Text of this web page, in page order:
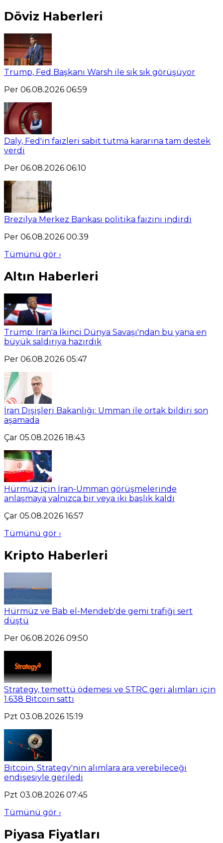
Döviz Haberleri
Trump, Fed Başkanı Warsh ile sık sık görüşüyor
Per 06.08.2026 06:59
Daly, Fed'in faizleri sabit tutma kararına tam destek
verdi
Per 06.08.2026 06:10
Brezilya Merkez Bankası politika faizini indirdi
Per 06.08.2026 00:39
Tümünü gör ›
Altın Haberleri
Trump: İran'a İkinci Dünya Savaşı'ndan bu yana en
büyük saldırıya hazırdık
Per 06.08.2026 05:47
İran Dışişleri Bakanlığı: Umman ile ortak bildiri son
aşamada
Çar 05.08.2026 18:43
Hürmüz için İran-Umman görüşmelerinde
anlaşmaya yalnızca bir veya iki başlık kaldı
Çar 05.08.2026 16:57
Tümünü gör ›
Kripto Haberleri
Hürmüz ve Bab el-Mendeb'de gemi trafiği sert
düştü
Per 06.08.2026 09:50
Strategy, temettü ödemesi ve STRC geri alımları için
1.638 Bitcoin sattı
Pzt 03.08.2026 15:19
Bitcoin, Strategy'nin alımlara ara verebileceği
endişesiyle geriledi
Pzt 03.08.2026 07:45
Tümünü gör ›
Piyasa Fiyatları